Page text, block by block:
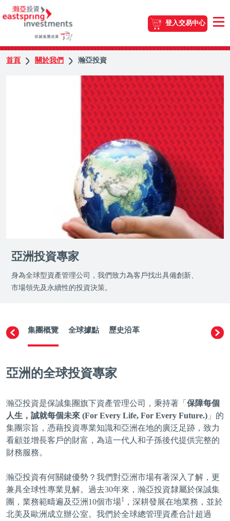
登入交易中心
首頁 關於我們 瀚亞投資
亞洲投資專家
身為全球型資產管理公司，我們致力為客戶找出具備創新、
市場領先及永續性的投資決策。
集團概覽 全球據點 歷史沿革
亞洲的全球投資專家
瀚亞投資是保誠集團旗下資產管理公司，秉持著「 保障每個
人生，誠就每個未來 (For Every Life, For Every Future.) 」的
集團宗旨，憑藉投資專業知識和亞洲在地的廣泛足跡，致力
看顧並增長客戶的財富，為這一代人和子孫後代提供完整的
財務服務。
瀚亞投資有何關鍵優勢？我們對亞洲市場有著深入了解，更
兼具全球性專業見解。過去30年來，瀚亞投資隸屬於保誠集
團，業務範疇遍及亞洲10個市場1 ，深耕發展在地業務，並於
北美及歐洲成立辦公室。我們於全球總管理資產合計超過